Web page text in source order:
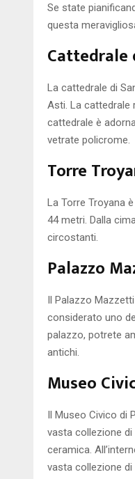
Se state
questa
Cattedrale
La cattedrale di
Asti. La cattedrale
cattedrale è
vetrate policrome.
Torre
La Torre Troyana
44 metri. Dalla
circostanti.
Palazzo
Il Palazzo
considerato uno
palazzo, potrete
antichi.
Museo
Il Museo Civico di
vasta collezione di
ceramica.
vasta collezione